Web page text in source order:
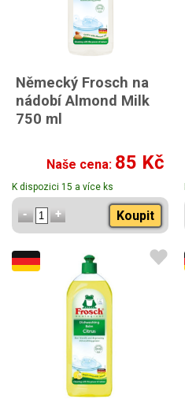
Německý Frosch na
nádobí Almond Milk
750 ml
Naše cena: 85 Kč
K dispozici 15 a více ks
Koupit